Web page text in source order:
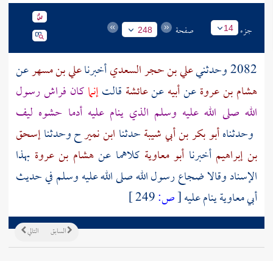
جزء 14 صفحة 248
2082 وحدثني علي بن حجر السعديأخبرناعلي بن مسهرعن
هشام بن عروةعنأبيهعنعائشة قالتإنماكان فراش رسول
الله صلى الله عليه وسلم الذي ينام عليه أدما حشوه ليف
وحدثناهأبو بكر بن أبي شيبةحدثنا ابن نميرح وحدثناإسحق
بن إبراهيمأخبرنا أبو معاوية كلاهما عنهشام بن عروة بهذا
الإسناد وقالا ضجاع رسول الله صلى الله عليه وسلم في حديث
أبي معاويةينام عليه[ص:
التالي السابق